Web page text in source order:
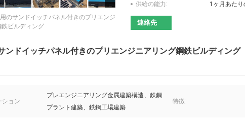
のサンドイッチパネル付きのプリエンジ
ビルディング
供給の能力:
1ヶ月あた
連絡先
ンドイッチパネル付きのプリエンジニアリング鋼鉄ビルディング
ション:
プレエンジニアリング金属建築構造、鉄鋼
プラント建築、鉄鋼工場建築
特徴: